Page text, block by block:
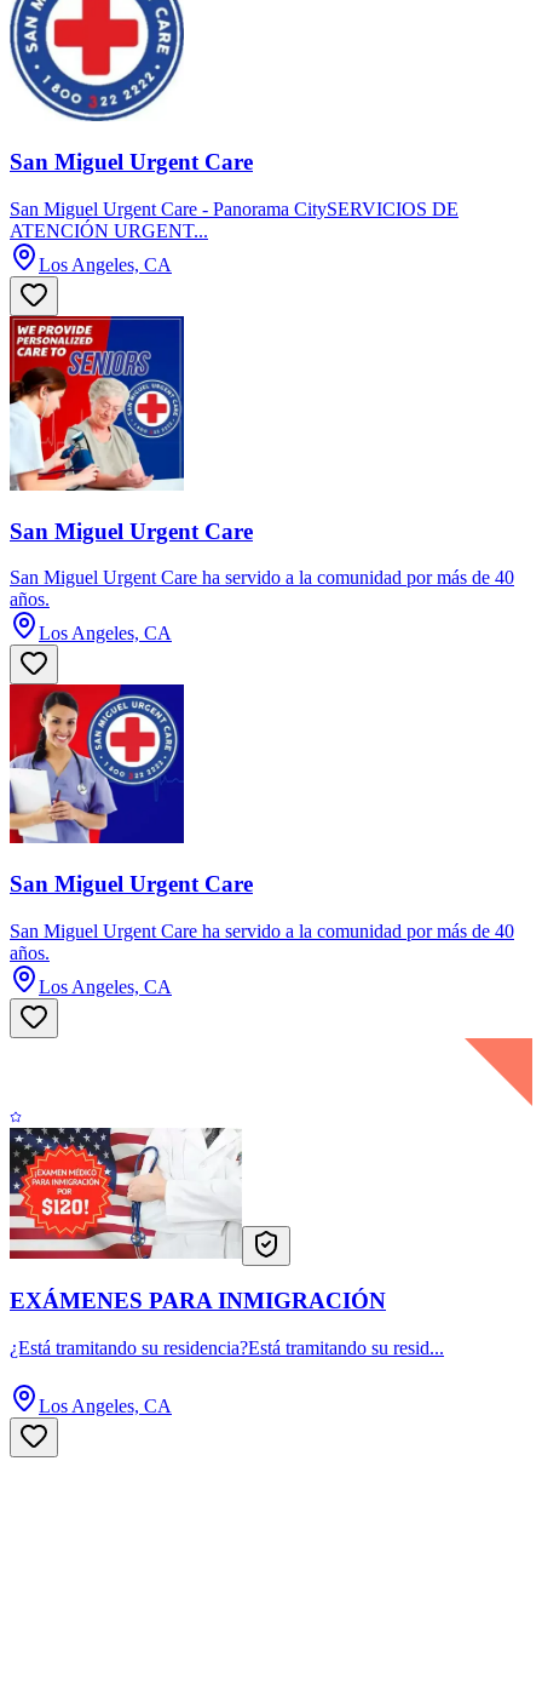
San Miguel Urgent Care
San Miguel Urgent Care - Panorama CitySERVICIOS DE
ATENCIÓN URGENT...
Los Angeles, CA
San Miguel Urgent Care
San Miguel Urgent Care ha servido a la comunidad por más de 40
años.
Los Angeles, CA
San Miguel Urgent Care
San Miguel Urgent Care ha servido a la comunidad por más de 40
años.
Los Angeles, CA
EXÁMENES PARA INMIGRACIÓN
¿Está tramitando su residencia?Está tramitando su resid...
Los Angeles, CA